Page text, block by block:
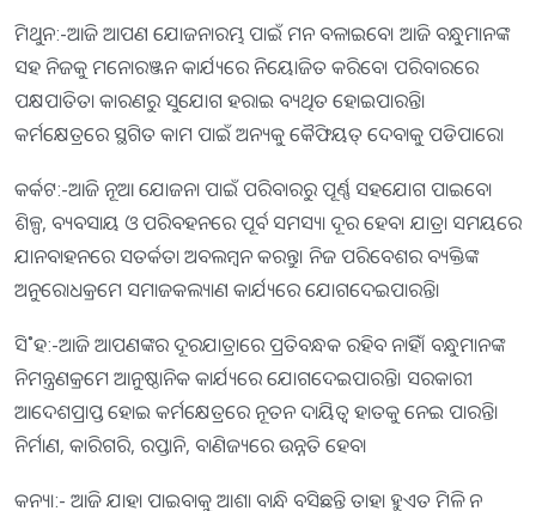
ମିଥୁନ:-ଆଜି ଆପଣ ଯୋଜନାରମ୍ଭ ପାଇଁ ମନ ବଳାଇବେ। ଆଜି ବନ୍ଧୁମାନଙ୍କ
ସହ ନିଜକୁ ମନୋରଞ୍ଜନ କାର୍ଯ୍ୟରେ ନିୟୋଜିତ କରିବେ। ପରିବାରରେ
ପକ୍ଷପାତିତା କାରଣରୁ ସୁଯୋଗ ହରାଇ ବ୍ୟଥିତ ହୋଇପାରନ୍ତି।
କର୍ମକ୍ଷେତ୍ରରେ ସ୍ଥଗିତ କାମ ପାଇଁ ଅନ୍ୟକୁ କୈଫିୟତ୍‌ ଦେବାକୁ ପଡିପାରେ।
କର୍କଟ:-ଆଜି ନୂଆ ଯୋଜନା ପାଇଁ ପରିବାରରୁ ପୂର୍ଣ୍ଣ ସହଯୋଗ ପାଇବେ।
ଶିଳ୍ପ, ବ୍ୟବସାୟ ଓ ପରିବହନରେ ପୂର୍ବ ସମସ୍ୟା ଦୂର ହେବ। ଯାତ୍ରା ସମୟରେ
ଯାନବାହନରେ ସତର୍କତା ଅବଲମ୍ବନ କରନ୍ତୁ। ନିଜ ପରିବେଶର ବ୍ୟକ୍ତିଙ୍କ
ଅନୁରୋଧକ୍ରମେ ସମାଜକଲ୍ୟାଣ କାର୍ଯ୍ୟରେ ଯୋଗଦେଇପାରନ୍ତି।
ସି˚ହ:-ଆଜି ଆପଣଙ୍କର ଦୂରଯାତ୍ରାରେ ପ୍ରତିବନ୍ଧକ ରହିବ ନାହିଁ। ବନ୍ଧୁମାନଙ୍କ
ନିମନ୍ତ୍ରଣକ୍ରମେ ଆନୁଷ୍ଠାନିକ କାର୍ଯ୍ୟରେ ଯୋଗଦେଇପାରନ୍ତି। ସରକାରୀ
ଆଦେଶପ୍ରାପ୍ତ ହୋଇ କର୍ମକ୍ଷେତ୍ରରେ ନୂତନ ଦାୟିତ୍ୱ ହାତକୁ ନେଇ ପାରନ୍ତି।
ନିର୍ମାଣ, କାରିଗରି, ରପ୍ତାନି, ବାଣିଜ୍ୟରେ ଉନ୍ନତି ହେବ।
କନ୍ୟା:- ଆଜି ଯାହା ପାଇବାକୁ ଆଶା ବାନ୍ଧି ବସିଛନ୍ତି ତାହା ହୁଏତ ମିଳି ନ